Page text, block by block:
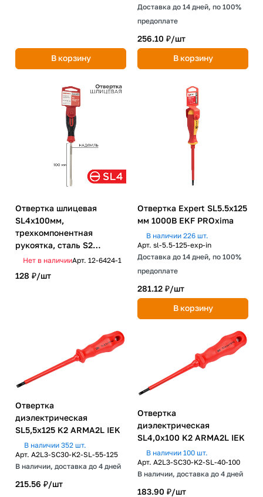
В корзину
Доставка до 14 дней, по 100%
предоплате
256.10 ₽/шт
В корзину
Отвертка шлицевая
SL4х100мм,
трехкомпонентная
рукоятка, сталь S2
REXANT
Нет в наличииАрт. 12-6424-1
128 ₽/шт
Отвертка Expert SL5.5x125
мм 1000В EKF PROxima
В наличии 226 шт.
Арт. sl-5.5-125-exp-in
Доставка до 14 дней, по 100%
предоплате
281.12 ₽/шт
В корзину
Отвертка
диэлектрическая
SL5,5х125 K2 ARMA2L IEK
В наличии 352 шт.
Арт. A2L3-SC30-K2-SL-55-125
В наличии, доставка до 4 дней
215.56 ₽/шт
Отвертка
диэлектрическая
SL4,0х100 K2 ARMA2L IEK
В наличии 100 шт.
Арт. A2L3-SC30-K2-SL-40-100
В наличии, доставка до 4 дней
183.90 ₽/шт